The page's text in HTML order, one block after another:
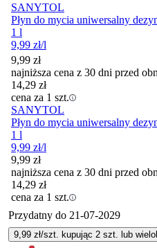
SANYTOL
Płyn do mycia uniwersalny
1 l
9,99 zł/l
9,99 zł
najniższa cena z 30 dni przed
14,29 zł
cena za 1 szt.
SANYTOL
Płyn do mycia uniwersalny
1 l
9,99 zł/l
9,99 zł
najniższa cena z 30 dni przed
14,29 zł
cena za 1 szt.
Przydatny do 21-07-2029
9,99 zł/szt. kupując 2 szt. lub